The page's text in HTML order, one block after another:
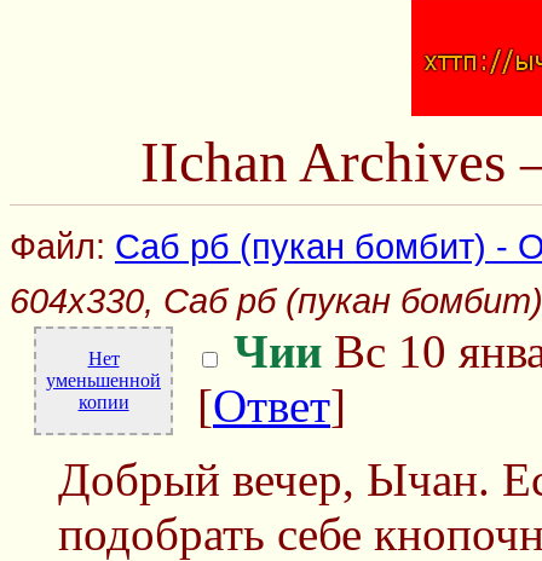
IIchan Archives
Файл: Саб рб (пукан бомбит) -
604x330, Саб рб (пукан
Нет
уменьшенной
копии
Чии Вс 10
[Ответ]
Добрый вечер, Ычан.
подобрать себе